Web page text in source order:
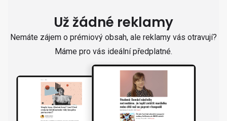
Už žádné reklamy
Nemáte zájem o prémiový obsah, ale reklamy vás otravují?
Máme pro vás ideální předplatné.